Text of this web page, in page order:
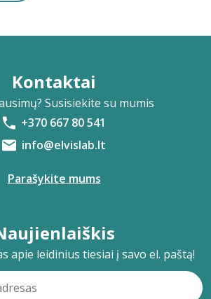
Kontaktai
Susisiekite su mumis
+370 667 80 541
info@elvislab.lt
Parašykite mums
apie leidinius tiesiai į savo el. paštą!